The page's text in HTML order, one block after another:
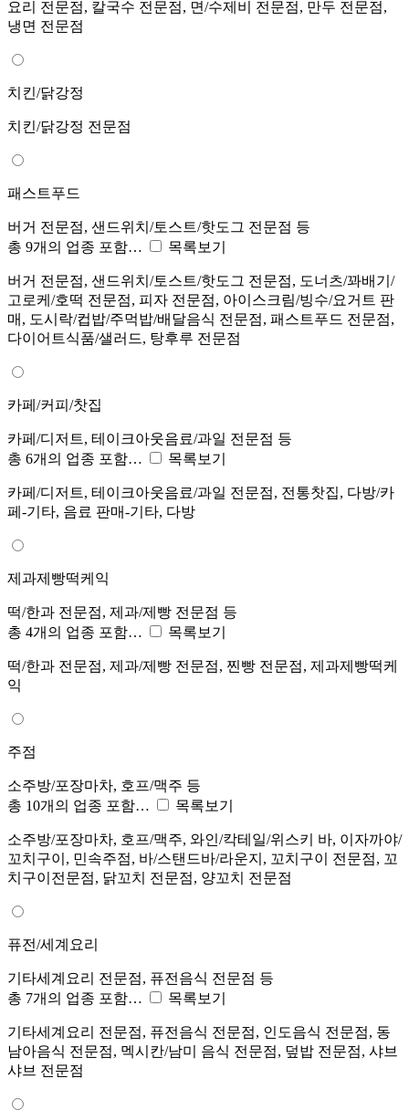
요리 전문점, 칼국수 전문점, 면/수제비 전문점, 만두 전문점,
냉면 전문점
치킨/닭강정
치킨/닭강정 전문점
패스트푸드
버거 전문점, 샌드위치/토스트/핫도그 전문점 등
총 9개의 업종 포함…
목록보기
버거 전문점, 샌드위치/토스트/핫도그 전문점, 도너츠/꽈배기/
고로케/호떡 전문점, 피자 전문점, 아이스크림/빙수/요거트 판
매, 도시락/컵밥/주먹밥/배달음식 전문점, 패스트푸드 전문점,
다이어트식품/샐러드, 탕후루 전문점
카페/커피/찻집
카페/디저트, 테이크아웃음료/과일 전문점 등
총 6개의 업종 포함…
목록보기
카페/디저트, 테이크아웃음료/과일 전문점, 전통찻집, 다방/카
페-기타, 음료 판매-기타, 다방
제과제빵떡케익
떡/한과 전문점, 제과/제빵 전문점 등
총 4개의 업종 포함…
목록보기
떡/한과 전문점, 제과/제빵 전문점, 찐빵 전문점, 제과제빵떡케
익
주점
소주방/포장마차, 호프/맥주 등
총 10개의 업종 포함…
목록보기
소주방/포장마차, 호프/맥주, 와인/칵테일/위스키 바, 이자까야/
꼬치구이, 민속주점, 바/스탠드바/라운지, 꼬치구이 전문점, 꼬
치구이전문점, 닭꼬치 전문점, 양꼬치 전문점
퓨전/세계요리
기타세계요리 전문점, 퓨전음식 전문점 등
총 7개의 업종 포함…
목록보기
기타세계요리 전문점, 퓨전음식 전문점, 인도음식 전문점, 동
남아음식 전문점, 멕시칸/남미 음식 전문점, 덮밥 전문점, 샤브
샤브 전문점